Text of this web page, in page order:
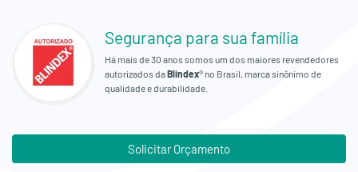
Segurança para sua família
Há mais de 30 anos somos um dos maiores revendedores
autorizados daBlindex® no Brasil, marca sinônimo de
qualidade e durabilidade.
Solicitar Orçamento